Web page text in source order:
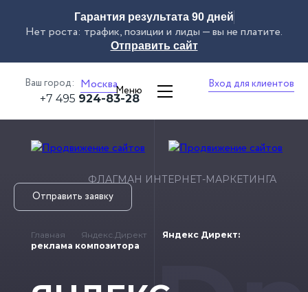
Гарантия результата 90 дней
Нет роста: трафик, позиции и лиды — вы не платите.
Отправить сайт
Ваш город: МоскваМеню
Вход для клиентов
+7 495 924-83-28
ФЛАГМАН ИНТЕРНЕТ-МАРКЕТИНГА
Отправить заявку
Главная Яндекс.Директ
Яндекс Директ:
реклама композитора